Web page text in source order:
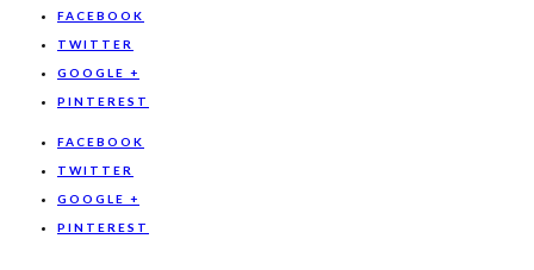
FACEBOOK
TWITTER
GOOGLE +
PINTEREST
FACEBOOK
TWITTER
GOOGLE +
PINTEREST